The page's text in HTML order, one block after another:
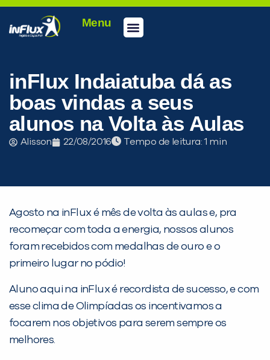
Menu
inFlux Indaiatuba dá as
boas vindas a seus
alunos na Volta às Aulas
Alisson 22/08/2016 Tempo de leitura:
Agosto na inFlux é mês de volta às aulas e, pra
recomeçar com toda a energia, nossos alunos
foram recebidos com medalhas de ouro e o
primeiro lugar no pódio!
Aluno aqui na inFlux é recordista de sucesso, e com
esse clima de Olimpíadas os incentivamos a
focarem nos objetivos para serem sempre os
melhores.